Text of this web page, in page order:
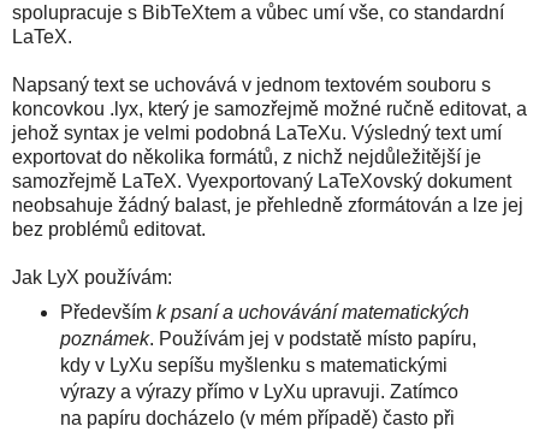
spolupracuje s BibTeXtem a vůbec umí vše, co standardní
LaTeX.
Napsaný text se uchovává v jednom textovém souboru s
koncovkou .lyx, který je samozřejmě možné ručně editovat, a
jehož syntax je velmi podobná LaTeXu. Výsledný text umí
exportovat do několika formátů, z nichž nejdůležitější je
samozřejmě LaTeX. Vyexportovaný LaTeXovský dokument
neobsahuje žádný balast, je přehledně zformátován a lze jej
bez problémů editovat.
Jak LyX používám:
Především k psaní a uchovávání matematických
poznámek. Používám jej v podstatě místo papíru,
kdy v LyXu sepíšu myšlenku s matematickými
výrazy a výrazy přímo v LyXu upravuji. Zatímco
na papíru docházelo (v mém případě) často při